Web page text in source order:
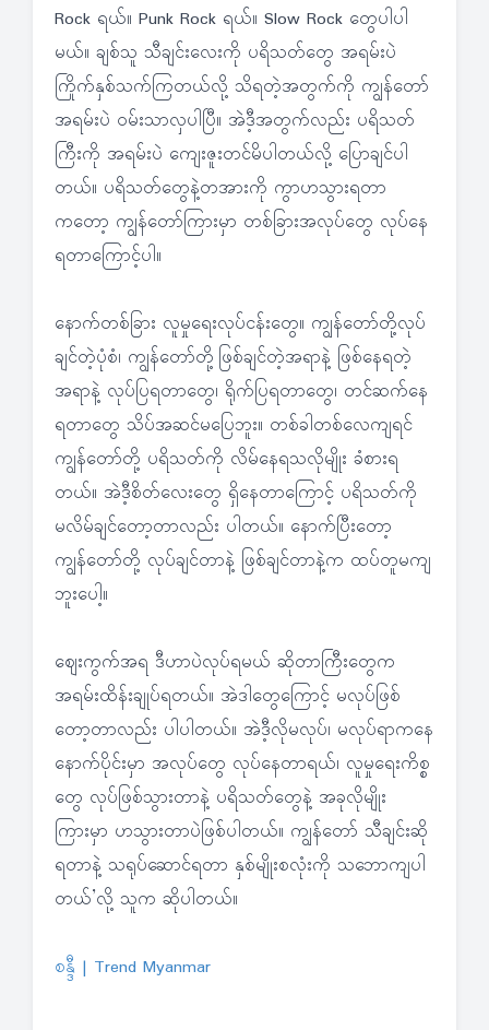
Rock ရယ်။ Punk Rock ရယ်။ Slow Rock တွေပါပါ
မယ်။ ချစ်သူ သီချင်းလေးကို ပရိသတ်တွေ အရမ်းပဲ
ကြိုက်နှစ်သက်ကြတယ်လို့ သိရတဲ့အတွက်ကို ကျွန်တော်
အရမ်းပဲ ဝမ်းသာလှပါပြီ။ အဲဒီ့အတွက်လည်း ပရိသတ်
ကြီးကို အရမ်းပဲ ကျေးဇူးတင်မိပါတယ်လို့ ပြောချင်ပါ
တယ်။ ပရိသတ်တွေနဲ့တအားကို ကွာဟသွားရတာ
ကတော့ ကျွန်တော်ကြားမှာ တစ်ခြားအလုပ်တွေ လုပ်နေ
ရတာကြောင့်ပါ။
နောက်တစ်ခြား လူမှုရေးလုပ်ငန်းတွေ။ ကျွန်တော်တို့လုပ်
ချင်တဲ့ပုံစံ၊ ကျွန်တော်တို့ဖြစ်ချင်တဲ့အရာနဲ့ ဖြစ်နေရတဲ့
အရာနဲ့ လုပ်ပြရတာတွေ၊ ရိုက်ပြရတာတွေ၊ တင်ဆက်နေ
ရတာတွေ သိပ်အဆင်မပြေဘူး။ တစ်ခါတစ်လေကျရင်
ကျွန်တော်တို့ ပရိသတ်ကို လိမ်နေရသလိုမျိုး ခံစားရ
တယ်။ အဲဒီ့စိတ်လေးတွေ ရှိနေတာကြောင့် ပရိသတ်ကို
မလိမ်ချင်တော့တာလည်း ပါတယ်။ နောက်ပြီးတော့
ကျွန်တော်တို့ လုပ်ချင်တာနဲ့ ဖြစ်ချင်တာနဲ့က ထပ်တူမကျ
ဘူးပေါ့။
ဈေးကွက်အရ ဒီဟာပဲလုပ်ရမယ် ဆိုတာကြီးတွေက
အရမ်းထိန်းချုပ်ရတယ်။ အဲဒါတွေကြောင့် မလုပ်ဖြစ်
တော့တာလည်း ပါပါတယ်။ အဲဒီ့လိုမလုပ်၊ မလုပ်ရာကနေ
နောက်ပိုင်းမှာ အလုပ်တွေ လုပ်နေတာရယ်၊ လူမှုရေးကိစ္စ
တွေ လုပ်ဖြစ်သွားတာနဲ့ ပရိသတ်တွေနဲ့ အခုလိုမျိုး
ကြားမှာ ဟသွားတာပဲဖြစ်ပါတယ်။ ကျွန်တော် သီချင်းဆို
ရတာနဲ့ သရုပ်ဆောင်ရတာ နှစ်မျိုးစလုံးကို သဘောကျပါ
တယ်’လို့ သူက ဆိုပါတယ်။
စန္ဒီ | Trend Myanmar